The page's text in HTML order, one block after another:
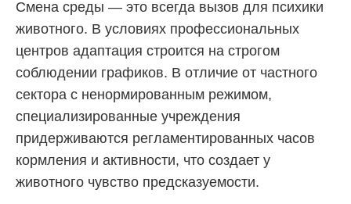
Смена среды — это всегда вызов для психики
животного. В условиях профессиональных
центров адаптация строится на строгом
соблюдении графиков. В отличие от частного
сектора с ненормированным режимом,
специализированные учреждения
придерживаются регламентированных часов
кормления и активности, что создает у
животного чувство предсказуемости.